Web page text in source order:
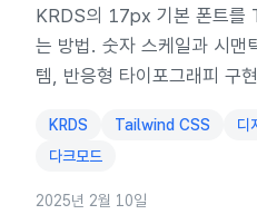
KRDS의 17px 기본 폰트를
는 방법. 숫자 스케일과 시맨
템, 반응형 타이포그래피 구
KRDS Tailwind CSS 디
다크모드
2025년 2월 10일